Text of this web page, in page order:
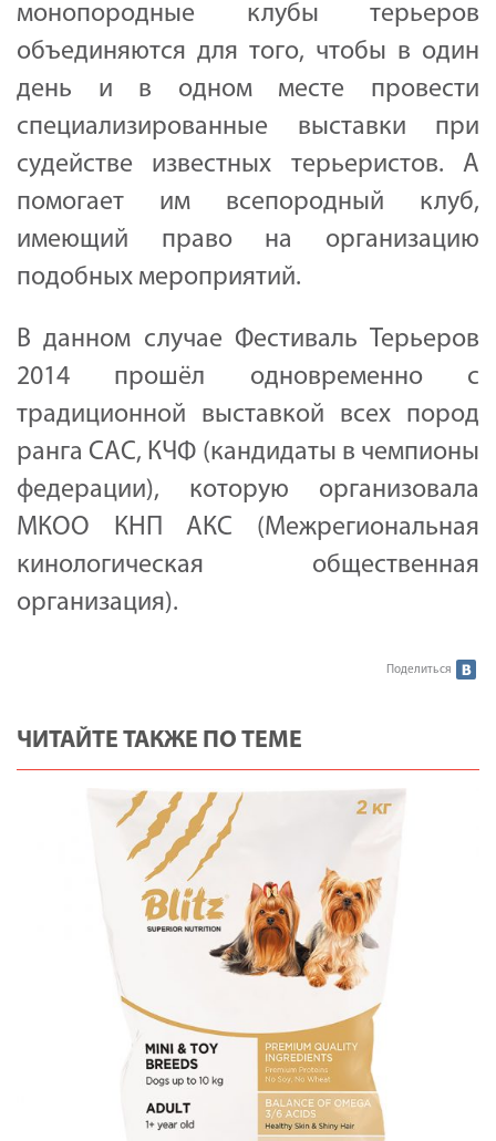
монопородные клубы терьеров
объединяются для того, чтобы в один
день и в одном месте провести
специализированные выставки при
судействе известных терьеристов. А
помогает им всепородный клуб,
имеющий право на организацию
подобных мероприятий.
В данном случае Фестиваль Терьеров
2014 прошёл одновременно с
традиционной выставкой всех пород
ранга САС, КЧФ (кандидаты в чемпионы
федерации), которую организовала
МКОО КНП АКС (Межрегиональная
кинологическая общественная
организация).
Поделиться
ЧИТАЙТЕ ТАКЖЕ ПО ТЕМЕ